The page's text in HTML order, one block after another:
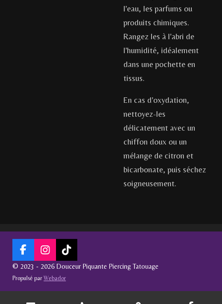
l'eau, les parfums ou
produits chimiques.
Rangez les à l'abri de
l'humidité, idéalement
dans une pochette en
tissus.
En cas d'oxydation,
nettoyez-les
délicatement avec un
chiffon doux ou un
mélange de citron et
bicarbonate, puis séchez
soigneusement.
F
a
c
b
I
n
s
t
a
T
i
T
o
© 2023 - 2026 Douceur Piquante Piercing Tatouage
Propulsé par Webador